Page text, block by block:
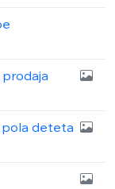
pola deteta